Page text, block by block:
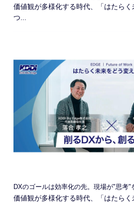
価値観が多様化する時代、「はたら
つ...
価値観が多様化する時代、「はたら